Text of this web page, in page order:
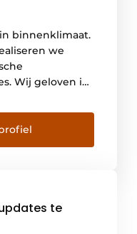
binnenklimaat.
we
Wij geloven in
type gebouw,
of
in het
[…]
te